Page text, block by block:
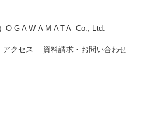
OGAWAMATA Co., Ltd.
アクセス 資料請求・お問い合わせ